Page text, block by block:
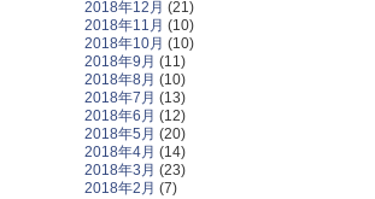
2018年12月 (21)
2018年11月 (10)
2018年10月 (10)
2018年9月 (11)
2018年8月 (10)
2018年7月 (13)
2018年6月 (12)
2018年5月 (20)
2018年4月 (14)
2018年3月 (23)
2018年2月 (7)